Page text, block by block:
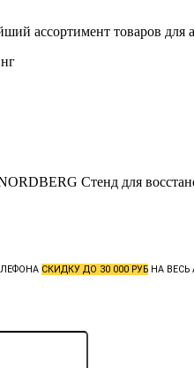
ассортимент товаров для
Стенд для
СКИДКУ ДО 30 000 РУБ НА